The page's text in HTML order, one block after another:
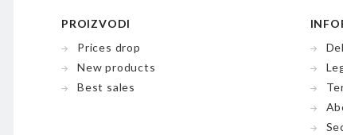
PROIZVODI
Prices drop
New products
Best sales